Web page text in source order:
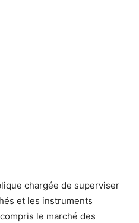
chargée de superviser
et les instruments
le marché des